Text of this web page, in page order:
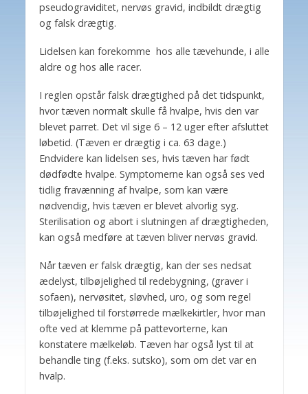
pseudograviditet, nervøs gravid, indbildt drægtig
og falsk drægtig.
Lidelsen kan forekomme hos alle tævehunde, i alle
aldre og hos alle racer.
I reglen opstår falsk drægtighed på det tidspunkt,
hvor tæven normalt skulle få hvalpe, hvis den var
blevet parret. Det vil sige 6 – 12 uger efter afsluttet
løbetid. (Tæven er drægtig i ca. 63 dage.)
Endvidere kan lidelsen ses, hvis tæven har født
dødfødte hvalpe. Symptomerne kan også ses ved
tidlig fravænning af hvalpe, som kan være
nødvendig, hvis tæven er blevet alvorlig syg.
Sterilisation og abort i slutningen af drægtigheden,
kan også medføre at tæven bliver nervøs gravid.
Når tæven er falsk drægtig, kan der ses nedsat
ædelyst, tilbøjelighed til redebygning, (graver i
sofaen), nervøsitet, sløvhed, uro, og som regel
tilbøjelighed til forstørrede mælkekirtler, hvor man
ofte ved at klemme på pattevorterne, kan
konstatere mælkeløb. Tæven har også lyst til at
behandle ting (f.eks. sutsko), som om det var en
hvalp.